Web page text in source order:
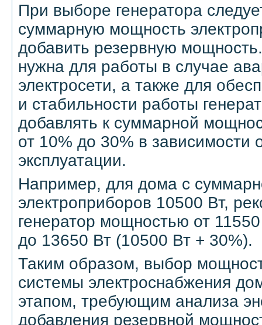
При выборе генератора
суммарную мощность
добавить резервную
нужна для работы в случае
электросети, а также для
и стабильности работы
добавлять к суммарной
от 10% до 30% в зависимости
эксплуатации.
Например, для дома с
электроприборов 10500 Вт,
генератор мощностью от
до 13650 Вт (10500 Вт + 30%).
Таким образом, выбор
системы электроснабжения
этапом, требующим анализа
добавления резервной